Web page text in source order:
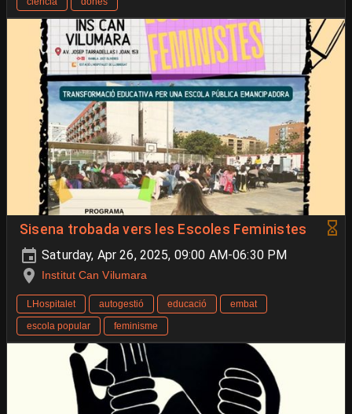
Sisena trobada vers les Escoles Feministes
Saturday, Apr 26, 2025, 09:00 AM-06:30 PM
Institut Can Vilumara
LHospitalet autogestió educació
embat
escola popular
feminisme